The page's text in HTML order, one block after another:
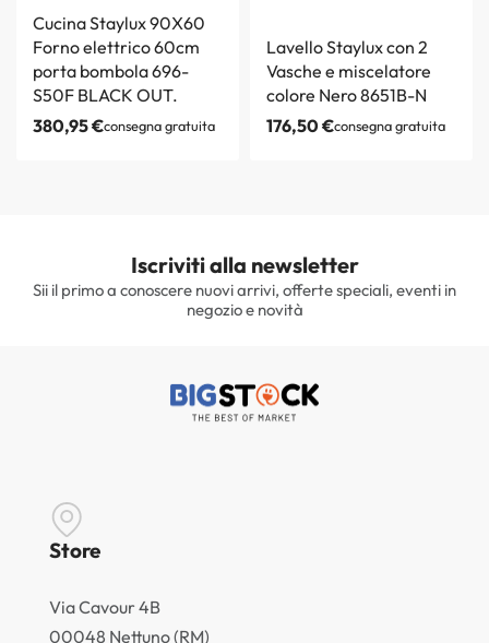
Cucina Staylux 90X60
Forno elettrico 60cm
porta bombola 696-
S50F BLACK OUT.
380,95€consegna gratuita
Lavello Staylux con 2
Vasche e miscelatore
colore Nero 8651B-N
176,50€consegna gratuita
Iscriviti alla newsletter
Sii il primo a conoscere nuovi arrivi, offerte speciali, eventi in
negozio e novità
Store
Via Cavour 4B
00048 Nettuno (RM)